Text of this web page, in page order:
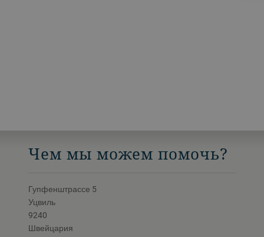
Чем мы можем помочь?
Гупфенштрассе 5
Уцвиль
9240
Швейцария